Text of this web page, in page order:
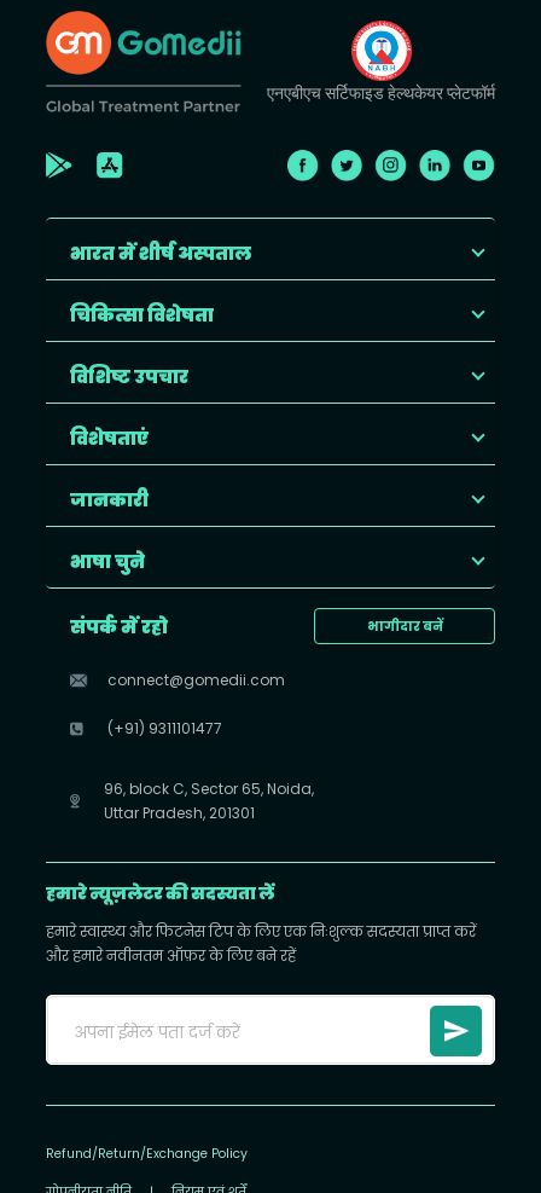
एनएबीएच सर्टिफाइड हेल्थकेयर प्लेटफॉर्म
भारत में शीर्ष अस्पताल
चिकित्सा विशेषता
विशिष्ट उपचार
विशेषताएं
जानकारी
भाषा चुने
भागीदार बनें
संपर्क में रहो
connect@gomedii.com
(+91) 9311101477
96, block C, Sector 65, Noida,
Uttar Pradesh, 201301
हमारे न्यूज़लेटर की सदस्यता लें
हमारे स्वास्थ्य और फिटनेस टिप के लिए एक निःशुल्क सदस्यता प्राप्त करें
और हमारे नवीनतम ऑफ़र के लिए बने रहें
Refund/Return/Exchange Policy